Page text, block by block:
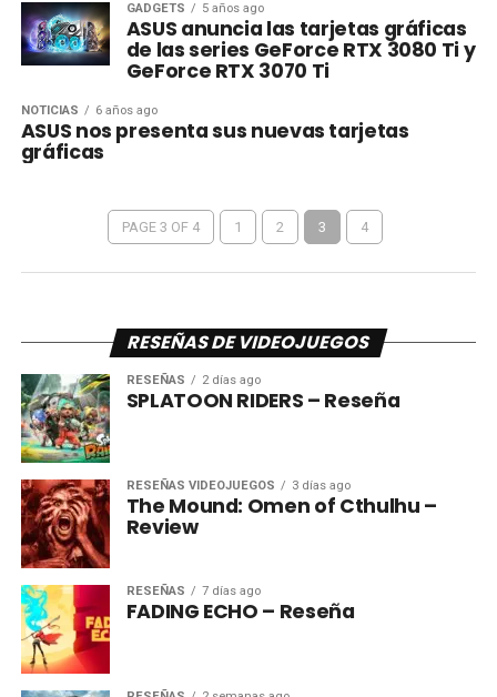
GADGETS 5 años ago
ASUS anuncia las tarjetas gráficas
de las series GeForce RTX 3080 Ti y
GeForce RTX 3070 Ti
NOTICIAS 6 años ago
ASUS nos presenta sus nuevas tarjetas
gráficas
PAGE 3 OF 4 1 2 3 4
RESEÑAS DE VIDEOJUEGOS
RESEÑAS 2 días ago
SPLATOON RIDERS – Reseña
RESEÑAS VIDEOJUEGOS 3 días ago
The Mound: Omen of Cthulhu –
Review
RESEÑAS 7 días ago
FADING ECHO – Reseña